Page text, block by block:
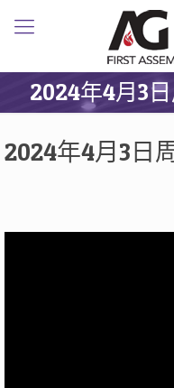
2024年4月3
2024年4月3日